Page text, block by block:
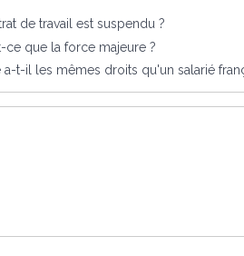
de travail est suspendu ?
ce que la force majeure ?
t-il les mêmes droits qu'un salarié